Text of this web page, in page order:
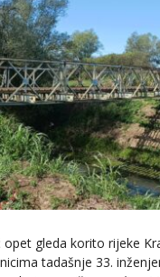
gleda korito rijeke
tadašnje 33.